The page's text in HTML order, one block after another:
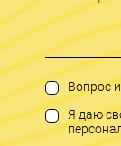
Вопрос
Я даю